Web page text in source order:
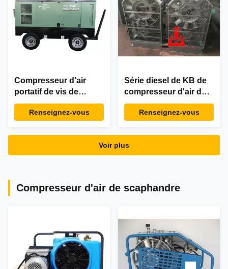
Compresseur d'air
portatif de vis de
moteur diesel KSZJ-
18/17 195KW pour le
forant Mahnie
Renseignez-vous
Série diesel de KB de
compresseur d'air de
piston à haute
pression 4.8m3/Min
Renseignez-vous
Voir plus
Compresseur d'air de scaphandre